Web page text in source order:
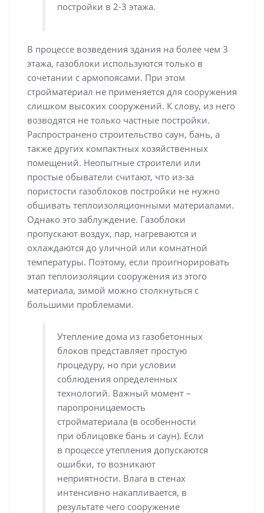
постройки в 2-3 этажа.
В процессе возведения здания на более чем 3
этажа, газоблоки используются только в
сочетании с армопоясами. При этом
стройматериал не применяется для сооружения
слишком высоких сооружений. К слову, из него
возводятся не только частные постройки.
Распространено строительство саун, бань, а
также других компактных хозяйственных
помещений. Неопытные строители или
простые обыватели считают, что из-за
пористости газоблоков постройки не нужно
обшивать теплоизоляционными материалами.
Однако это заблуждение. Газоблоки
пропускают воздух, пар, нагреваются и
охлаждаются до уличной или комнатной
температуры. Поэтому, если проигнорировать
этап теплоизоляции сооружения из этого
материала, зимой можно столкнуться с
большими проблемами.
Утепление дома из газобетонных
блоков представляет простую
процедуру, но при условии
соблюдения определенных
технологий. Важный момент –
паропроницаемость
стройматериала (в особенности
при облицовке бань и саун). Если
в процессе утепления допускаются
ошибки, то возникают
неприятности. Влага в стенах
интенсивно накапливается, в
результате чего сооружение